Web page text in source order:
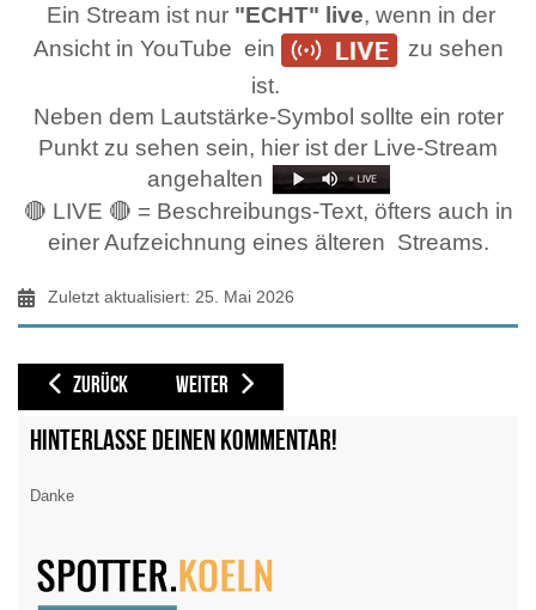
Ein Stream ist nur "ECHT" live, wenn in der
Ansicht in YouTube ein
zu sehen
ist.
Neben dem Lautstärke-Symbol sollte ein roter
Punkt zu sehen sein, hier ist der Live-Stream
angehalten
🔴 LIVE 🔴 = Beschreibungs-Text, öfters auch in
einer Aufzeichnung eines älteren Streams.
Zuletzt aktualisiert: 25. Mai 2026
VORHERIGER BEITRAG: BIRMINGHAM BHX, PLANESPOTTING @ YOUTUBE
ZURÜCK NÄCHSTER BEITRAG: BOSTON, PLANESPOTTING @
WEITER
Hinterlasse deinen Kommentar!
Danke